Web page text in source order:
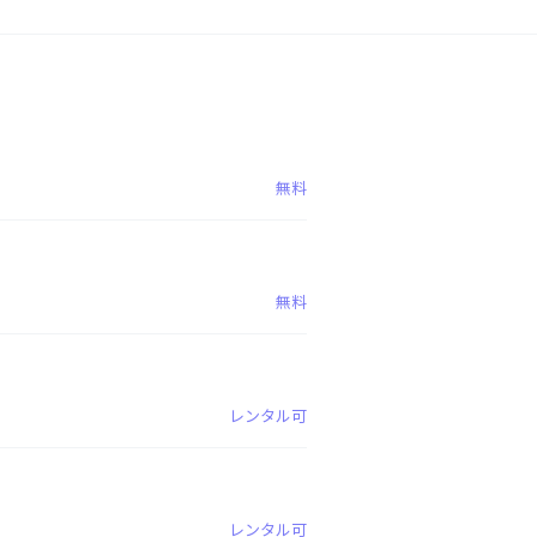
無料
無料
レンタル可
レンタル可